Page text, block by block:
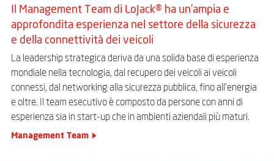
Il Management Team di LoJack® ha un’ampia e
approfondita esperienza nel settore della sicurezza
e della connettività dei veicoli
La leadership strategica deriva da una solida base di esperienza
mondiale nella tecnologia, dal recupero dei veicoli ai veicoli
connessi, dal networking alla sicurezza pubblica, fino all’energia
e oltre. Il team esecutivo è composto da persone con anni di
esperienza sia in start-up che in ambienti aziendali più maturi.
Management Team